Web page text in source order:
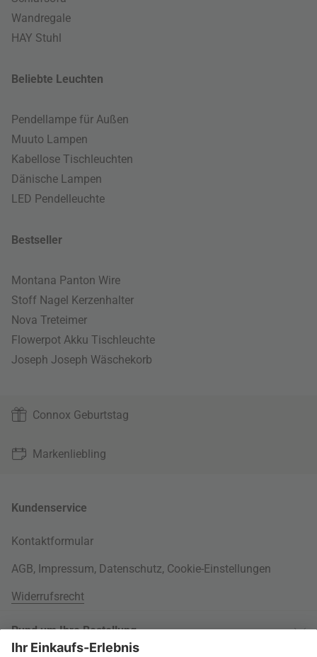
Wandregale
HAY Stuhl
Beliebte Leuchten
Pendellampe für Außen
Muuto Lampen
Kabellose Tischleuchten
Dänische Lampen
LED Pendelleuchte
Bestseller
Montana Panton Wire
Stoff Nagel Kerzenhalter
Nova Treteimer
Flowerpot Akku Tischleuchte
Joseph Joseph Wäschekorb
Connox Geburtstag
Markenliebling
Kundenservice
Kontaktformular
AGB, Impressum, Datenschutz, Cookie-Einstellungen
Widerrufsrecht
Rund um Ihre Bestellung